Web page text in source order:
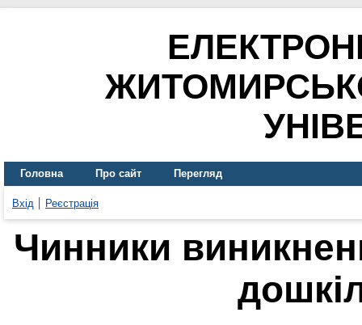
Головна Про сайт Перегляд
Вхід Реєстрація
Чинники